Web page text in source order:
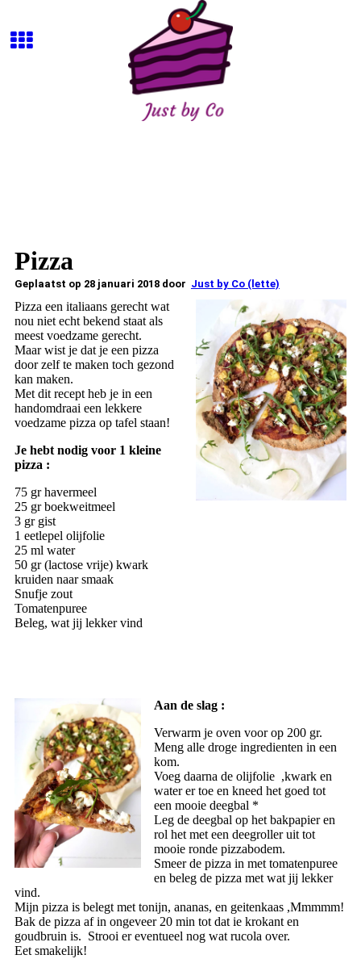
Pizza
Geplaatst op 28 januari 2018 door Just by Co (lette)
Pizza een italiaans gerecht wat
nou niet echt bekend staat als
meest voedzame gerecht.
Maar wist je dat je een pizza
door zelf te maken toch gezond
kan maken.
Met dit recept heb je in een
handomdraai een lekkere
voedzame pizza op tafel staan!
Je hebt nodig voor 1 kleine
pizza :
75 gr havermeel
25 gr boekweitmeel
3 gr gist
1 eetlepel olijfolie
25 ml water
50 gr (lactose vrije) kwark
kruiden naar smaak
Snufje zout
Tomatenpuree
Beleg, wat jij lekker vind
Aan de slag :
Verwarm je oven voor op 200 gr.
Meng alle droge ingredienten in een
kom.
Voeg daarna de olijfolie ,kwark en
water er toe en kneed het goed tot
een mooie deegbal *
Leg de deegbal op het bakpapier en
rol het met een deegroller uit tot
mooie ronde pizzabodem.
Smeer de pizza in met tomatenpuree
en beleg de pizza met wat jij lekker
vind.
Mijn pizza is belegt met tonijn, ananas, en geitenkaas ,Mmmmm!
Bak de pizza af in ongeveer 20 min tot dat ie krokant en
goudbruin is. Strooi er eventueel nog wat rucola over.
Eet smakelijk!